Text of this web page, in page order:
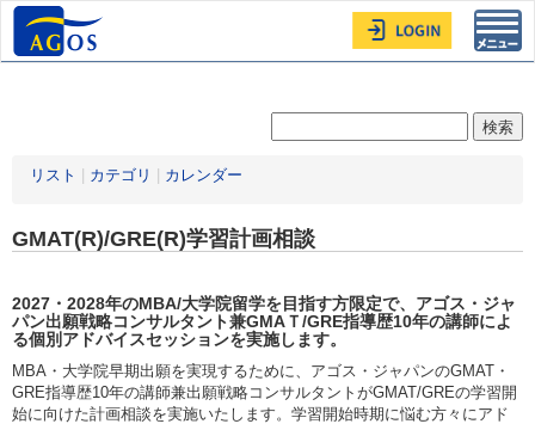
リスト カテゴリ カレンダー
GMAT(R)/GRE(R)学習計画相談
2027・2028年のMBA/大学院留学を目指す方限定で、アゴス・ジャ
パン出願戦略コンサルタント兼GMAＴ/GRE指導歴10年の講師によ
る個別アドバイスセッションを実施します。
MBA・大学院早期出願を実現するために、アゴス・ジャパンのGMAT・
GRE指導歴10年の講師兼出願戦略コンサルタントがGMAT/GREの学習開
始に向けた計画相談を実施いたします。学習開始時期に悩む方々にアド